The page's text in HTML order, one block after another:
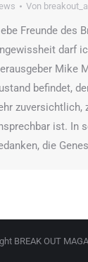
Von
Freunde des
darf
Mike
befindet,
zuversichtlich,
ist. In
die
BREAK OUT